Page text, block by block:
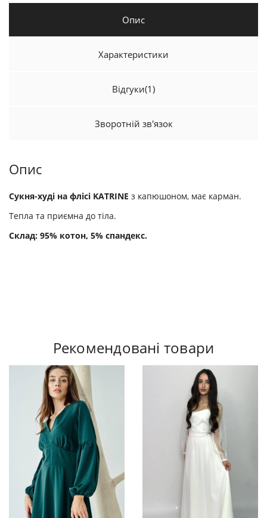
Опис
Характеристики
Відгуки(1)
Зворотній зв'язок
Опис
Сукня-худі на флісі KATRINE з капюшоном, має карман.
Тепла та приємна до тіла.
Склад: 95% котон, 5% спандекс.
Рекомендовані товари